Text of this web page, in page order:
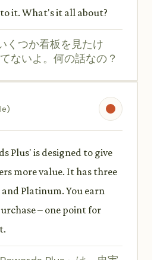
it. What's it all about?
くつか看板を見たけ
ないよ。何の話なの？
Plus' is designed to give
more value. It has three
and Platinum. You earn
– one point for